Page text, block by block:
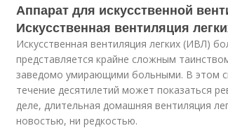
Аппарат для искусственной
Искусственная вентиляция
Искусственная вентиляция легких (ИВЛ)
представляется крайне сложным
заведомо умирающими больными. В этом
течение десятилетий может показаться
деле, длительная домашняя вентиляция
новостью, ни редкостью.